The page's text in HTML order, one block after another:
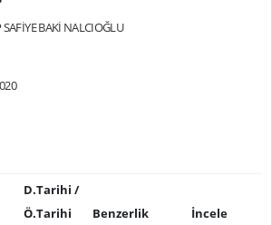
SAFİYE BAKİ NALCIOĞLU
D.Tarihi /
Ö.Tarihi
Benzerlik
İncele